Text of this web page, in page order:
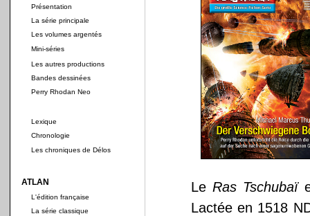
Présentation
La série principale
Les volumes argentés
Mini-séries
Les autres productions
Bandes dessinées
Perry Rhodan Neo
Lexique
Chronologie
Les chroniques de Délos
ATLAN
L'édition française
La série classique
LeRas Tschubaï
Lactée en 1518